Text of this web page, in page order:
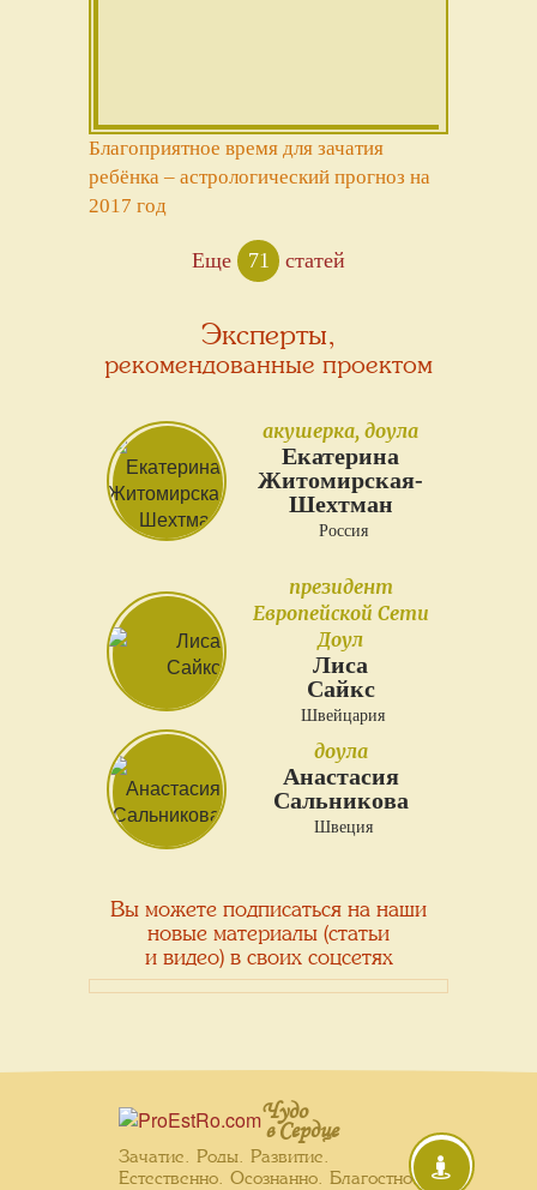
Благоприятное время для зачатия
ребёнка – астрологический прогноз на
2017 год
Еще 71 статей
Эксперты,
рекомендованные проектом
акушерка, доула
Екатерина
Житомирская-
Шехтман
Россия
президент
Европейской Сети
Доул
Лиса
Сайкс
Швейцария
доула
Анастасия
Сальникова
Швеция
Вы можете подписаться на наши
новые материалы (статьи
и видео) в своих соцсетях
Чудо
в Сердце
Зачатие. Роды. Развитие.
Естественно. Осознанно. Благостно.